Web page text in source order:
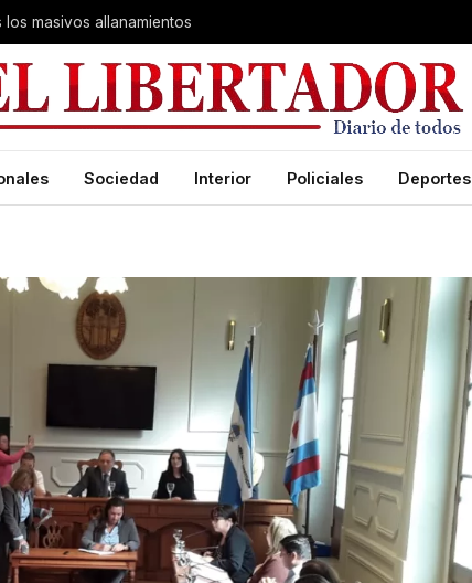
masivos allanamientos
Sociedad Interior Policiales Deportes